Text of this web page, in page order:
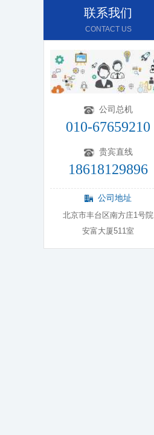
联系我们
CONTACT US
公司总机
010-67659210
贵宾直线
18618129896
公司地址
北京市丰台区南方庄1号院
安富大厦511室